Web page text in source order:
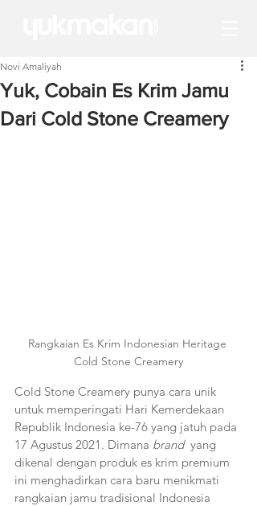
Yuk, Cobain Es Krim Jamu
Dari Cold Stone Creamery
Novi Amaliyah
Rangkaian Es Krim Indonesian Heritage
Cold Stone Creamery
Cold Stone Creamery punya cara unik
untuk memperingati Hari Kemerdekaan
Republik Indonesia ke-76 yang jatuh pada
17 Agustus 2021. Dimana brand yang
dikenal dengan produk es krim premium
ini menghadirkan cara baru menikmati
rangkaian jamu tradisional Indonesia